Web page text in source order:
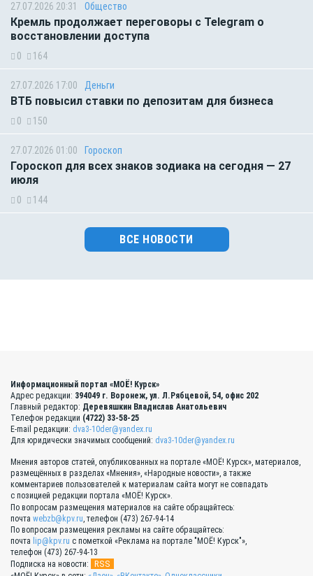
27.07.2026 20:31 Общество
Кремль продолжает переговоры с Telegram о
восстановлении доступа
0 164
27.07.2026 17:00 Деньги
ВТБ повысил ставки по депозитам для бизнеса
0 150
27.07.2026 01:00 Гороскоп
Гороскоп для всех знаков зодиака на сегодня — 27
июля
0 144
ВСЕ НОВОСТИ
Информационный портал «МОЁ! Курск»
Адрес редакции: 394049 г. Воронеж, ул. Л.Рябцевой, 54, офис 202
Главный редактор: Деревяшкин Владислав Анатольевич
Телефон редакции (4722) 33-58-25
E-mail редакции: dva3-10der@yandex.ru
Для юридически значимых сообщений: dva3-10der@yandex.ru
Мнения авторов статей, опубликованных на портале «МОЁ! Курск», материалов,
размещённых в разделах «Мнения», «Народные новости», а также
комментариев пользователей к материалам сайта могут не совпадать
с позицией редакции портала «МОЁ! Курск».
По вопросам размещения материалов на сайте обращайтесь:
почта webzb@kpv.ru, телефон (473) 267-94-14
По вопросам размещения рекламы на сайте обращайтесь:
почта lip@kpv.ru с пометкой «Реклама на портале "МОЁ! Курск"»,
телефон (473) 267-94-13
Подписка на новости:
RSS